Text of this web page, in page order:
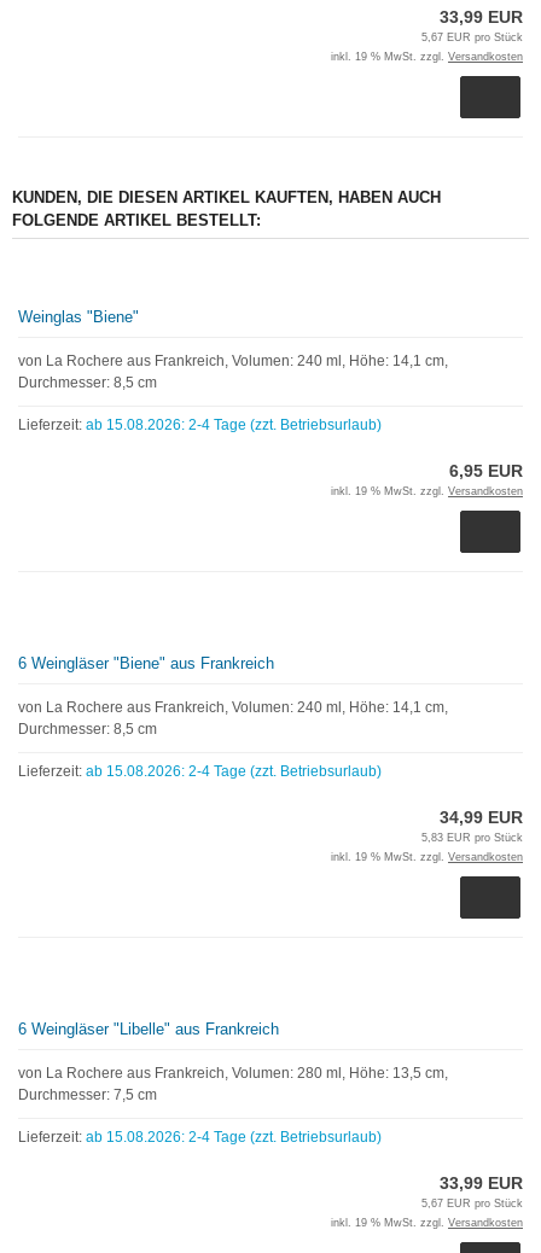
33,99 EUR
5,67 EUR pro Stück
inkl. 19 % MwSt. zzgl. Versandkosten
KUNDEN, DIE DIESEN ARTIKEL KAUFTEN, HABEN AUCH
FOLGENDE ARTIKEL BESTELLT:
Weinglas "Biene"
von La Rochere aus Frankreich, Volumen: 240 ml, Höhe: 14,1 cm,
Durchmesser: 8,5 cm
Lieferzeit: ab 15.08.2026: 2-4 Tage (zzt. Betriebsurlaub)
6,95 EUR
inkl. 19 % MwSt. zzgl. Versandkosten
6 Weingläser "Biene" aus Frankreich
von La Rochere aus Frankreich, Volumen: 240 ml, Höhe: 14,1 cm,
Durchmesser: 8,5 cm
Lieferzeit: ab 15.08.2026: 2-4 Tage (zzt. Betriebsurlaub)
34,99 EUR
5,83 EUR pro Stück
inkl. 19 % MwSt. zzgl. Versandkosten
6 Weingläser "Libelle" aus Frankreich
von La Rochere aus Frankreich, Volumen: 280 ml, Höhe: 13,5 cm,
Durchmesser: 7,5 cm
Lieferzeit: ab 15.08.2026: 2-4 Tage (zzt. Betriebsurlaub)
33,99 EUR
5,67 EUR pro Stück
inkl. 19 % MwSt. zzgl. Versandkosten